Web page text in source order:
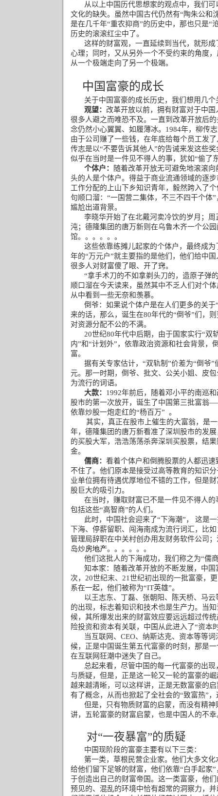
从以上中国历代思想家的观点中，我们
文化的缺失。虽然中国古代仍然有“陶朱公和
是在几千年“重农抑商”的历史中，那也只是“
历史的滚滚红尘中了。
这样的财富观，一直延续到当代，就形
心理；同时，又从另外一个不受约束的角度
从一个极端走向了另一个极端。
中国富豪的成长
关于中国富豪的成长历史，我们想用几
观望： 改革开放以前，拥有财富对于中
很多人避之而唯恐不及。一直到改革开放后
念仍然小心翼翼、如履薄冰。 1984年，柳传
由于公司赚了一些钱，在年底给每个员工发
传志是以“不要告诉其他人”的告诫来发这些
似乎在当时是一件见不得人的事，犹如“偷了
个体户：
随着改革开放无可避免地滚滚
头的人是个体户。得益于商业流通领域的逐
工作分配的上山下乡知识青年，毅然跨入了
句顺口溜： “一国营二集体，不三不四干个体”
尴尬出道背景。
李晓华开始了在北戴河卖冷饮的岁月；
沌；德隆集团的唐万新则在乌鲁木齐一个公
馆。。。。。。
这些依靠练摊儿起家的个体户，最终成
年的“万元户”就主要指的是他们，他们给中
很多人对财富傻了眼、开了窍。
“拿手术刀的不如拿剃头刀的，造原子弹
顺口溜在今天读来，虽然其中不乏人们对个
从中看到一些无奈和羡慕。
倒爷：如果说个体户是在人们更多的关
来的话，那么，诞生在80年代的“倒爷”们，
对资源分配不公的不满。
20世纪80年代中后期，由于国家实行“双
内”和“计划外”，依靠政治资源和社会背景，
富。
据有关专家估计， “双轨制”价差为“倒爷”
元。那一时期，倒爷、批文、 公关小姐、皮
为流行的词语。
大款： 1992年前后，随着邓小平的南巡
股市的第一次放开，诞生了中国第三批富翁
依靠炒股一炮走红的“杨百万” 。
其实，真正在股市上催生的大富翁，是
年，德隆集团的唐万新看准了深圳股市的发
的买股大军，浩浩荡荡杀奔深圳买股票，结
金。
儒商：看着个体户和倒腾股票的人都迅
不住了。他们原本是接受过高等教育的知识
业单位拥有待遇优厚地位不错的工作，但是
股巨大的吸引力。
在当时，赚取财富已不是一件见不得人
包括这些“高智商”的人们。
此时，中国社会迎来了“下海潮”，
这是
下海、停薪留职、闯海南成为流行词汇，比
管理局辞职在中关村创办用友财务软件公司
岛炒房地产。。。。。。
他们这批人的下海成功，我们称之为“儒
知本家：随着改革开放的不断发展，中
次， 20世纪末、 21世纪初出现的一批富豪，
系在一起，他们被称为“IT英雄”。
以王志东、丁磊、张朝阳、陈天桥、马
的出现，标志着知识和技术也是生产力。当
候，其所爆发出来的财富效应要远远超过传
险投资和资本有关联，中国从此进入了“资本
当互联网、 CEO、纳斯达克、资本等等
候，正是中国诞生第五代富豪的时刻，那是
在互联网狂潮中迷失了自己。
总起来看，尽管中国的每一代富豪的出
与质疑，但是，正是这一轮又一轮的富豪的
越来越清晰，可以这样讲，正是无数富豪的
有了概念，从而也掀起了全社会的“致富热”
但是，只有物质财富的启蒙，而没有精
讲，五轮富豪的财富启蒙，也是中国人的不幸
对“一夜暴富”的质疑
中国现阶段的富豪主要有以下三类：
第一类，草根民营企业家。他们大多文
给他们留下足够的财富，他们依靠“白手起家
于创造出自己的财富帝国。这一类富豪，他
预见的、混乱的环境中恰有超常的洞察力，